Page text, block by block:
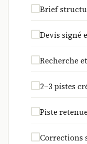
Brief
Devis signé
Recherche
2–3 pistes
Piste
Corrections